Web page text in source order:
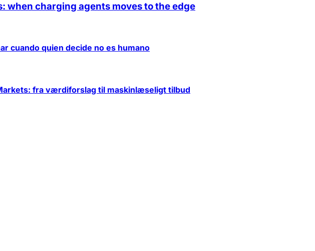
when charging agents moves to the edge
cuando quien decide no es humano
fra værdiforslag til maskinlæseligt tilbud